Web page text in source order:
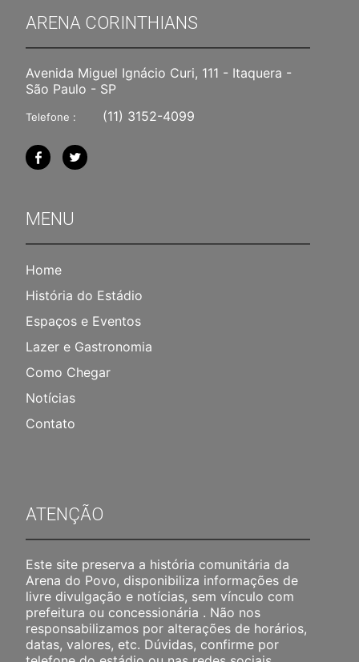
ARENA CORINTHIANS
Avenida Miguel Ignácio Curi, 111 - Itaquera -
São Paulo - SP
Telefone : (11) 3152-4099
MENU
Home
História do Estádio
Espaços e Eventos
Lazer e Gastronomia
Como Chegar
Notícias
Contato
ATENÇÃO
Este site preserva a história comunitária da
Arena do Povo, disponibiliza informações de
livre divulgação e notícias, sem vínculo com
prefeitura ou concessionária . Não nos
responsabilizamos por alterações de horários,
datas, valores, etc. Dúvidas, confirme por